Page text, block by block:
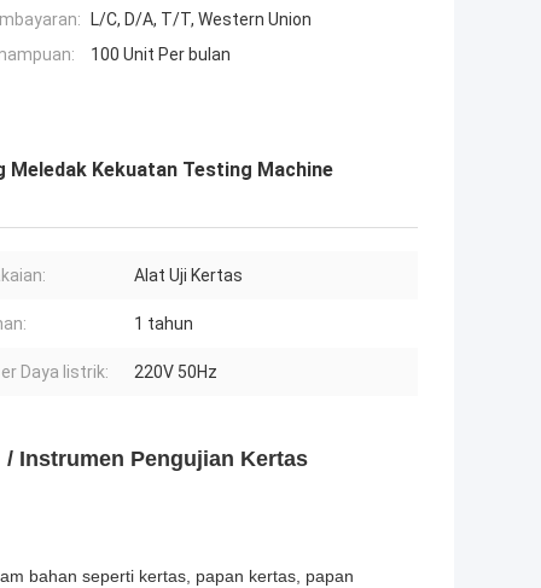
L/C, D/A, T/T, Western Union
100 Unit Per bulan
Kekuatan Testing Machine
Alat Uji Kertas
1 tahun
Daya listrik: 220V 50Hz
Instrumen Pengujian Kertas
bahan seperti kertas, papan kertas, papan